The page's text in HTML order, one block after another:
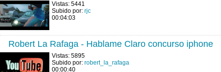
Vistas: 5441
Subido por: rjc
00:04:03
Robert La Rafaga - Hablame Claro concurso iphone
Vistas: 5895
Subido por: robert_la_rafaga
00:00:40